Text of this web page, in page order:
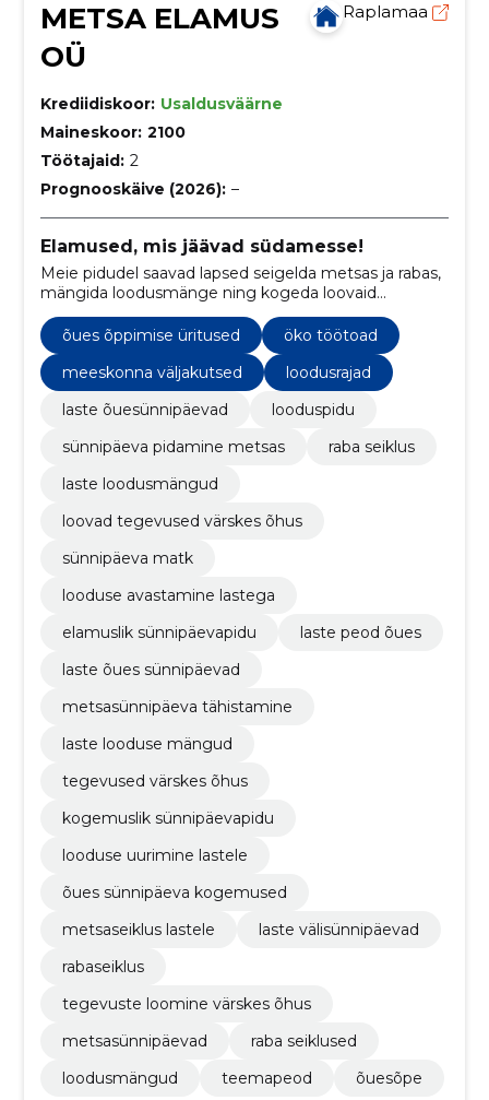
METSA ELAMUS
OÜ
Raplamaa
Krediidiskoor: Usaldusväärne
Maineskoor: 2100
Töötajaid: 2
Prognooskäive (2026): –
Elamused, mis jäävad südamesse!
Meie pidudel saavad lapsed seigelda metsas ja rabas,
mängida loodusmänge ning kogeda loovaid
tegevusi, mis loovad mälestusi kogu eluks.
õues õppimise üritused
öko töötoad
meeskonna väljakutsed
loodusrajad
laste õuesünnipäevad
looduspidu
sünnipäeva pidamine metsas
raba seiklus
laste loodusmängud
loovad tegevused värskes õhus
sünnipäeva matk
looduse avastamine lastega
elamuslik sünnipäevapidu
laste peod õues
laste õues sünnipäevad
metsasünnipäeva tähistamine
laste looduse mängud
tegevused värskes õhus
kogemuslik sünnipäevapidu
looduse uurimine lastele
õues sünnipäeva kogemused
metsaseiklus lastele
laste välisünnipäevad
rabaseiklus
tegevuste loomine värskes õhus
metsasünnipäevad
raba seiklused
loodusmängud
teemapeod õuesõpe